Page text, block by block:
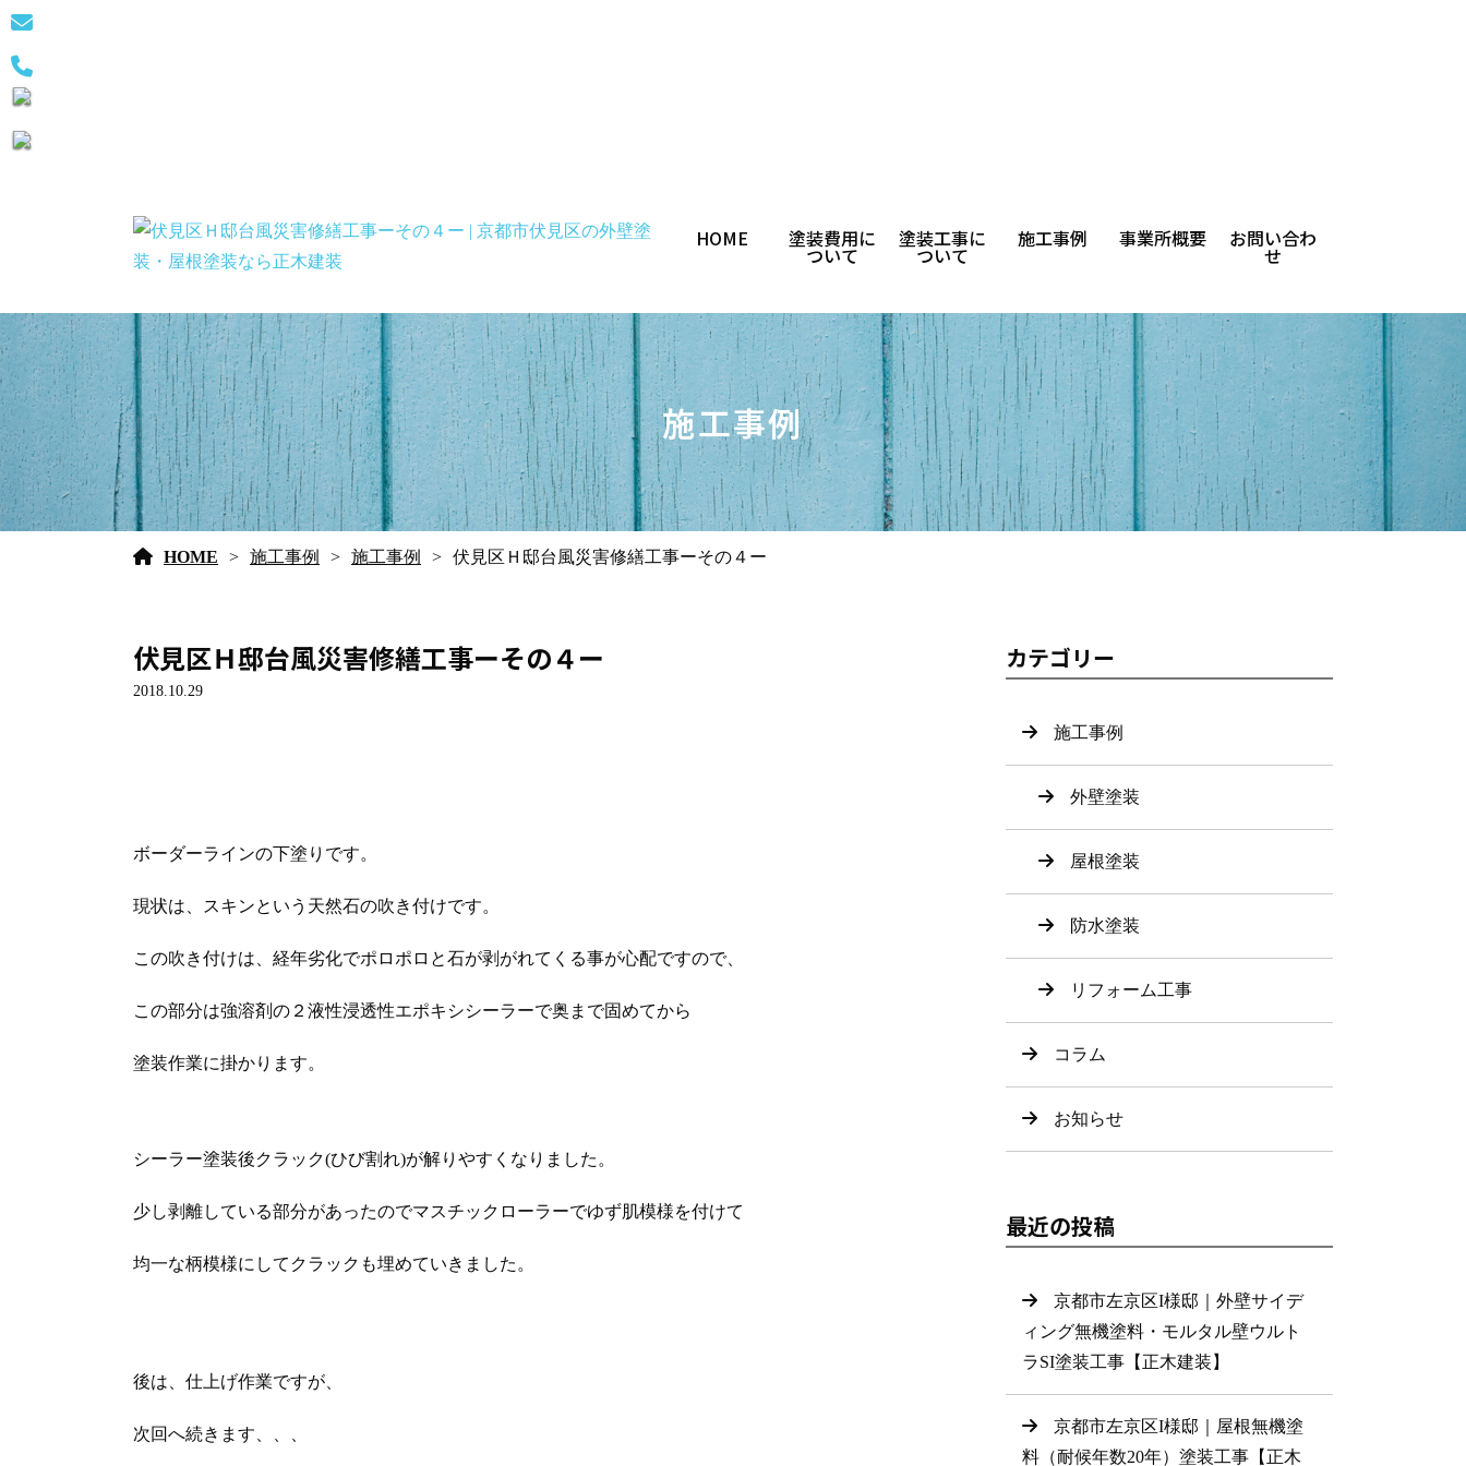
HOME 塗装費用に
ついて
塗装工事に
ついて
施工事例 事業所概要 お問い合わ
せ
施工事例
HOME 施工事例 施工事例 伏見区Ｈ邸台風災害修繕工事ーその４ー
伏見区Ｈ邸台風災害修繕工事ーその４ー
2018.10.29
ボーダーラインの下塗りです。
現状は、スキンという天然石の吹き付けです。
この吹き付けは、経年劣化でポロポロと石が剥がれてくる事が心配ですので、
この部分は強溶剤の２液性浸透性エポキシシーラーで奥まで固めてから
塗装作業に掛かります。
シーラー塗装後クラック(ひび割れ)が解りやすくなりました。
少し剥離している部分があったのでマスチックローラーでゆず肌模様を付けて
均一な柄模様にしてクラックも埋めていきました。
後は、仕上げ作業ですが、
次回へ続きます、、、
カテゴリー
施工事例
外壁塗装
屋根塗装
防水塗装
リフォーム工事
コラム
お知らせ
最近の投稿
京都市左京区I様邸｜外壁サイデ
ィング無機塗料・モルタル壁ウルト
ラSI塗装工事【正木建装】
京都市左京区I様邸｜屋根無機塗
料（耐候年数20年）塗装工事【正木